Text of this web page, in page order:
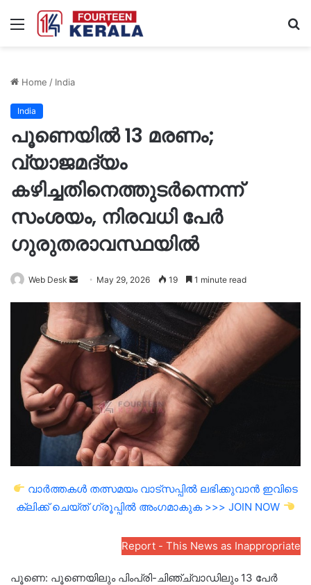
Menu
Home / India
India
പൂണെയിൽ 13 മരണം;
വ്യാജമദ്യം
കഴിച്ചതിനെത്തുടർന്നെന്ന്
സംശയം, നിരവധി പേർ
ഗുരുതരാവസ്ഥയിൽ
Web Desk
Send
email
May 29, 2026 19 1 minute read
വാർത്തകൾ തത്സമയം വാട്സപ്പിൽ ലഭിക്കുവാൻ ഇവിടെ
ക്ലിക്ക് ചെയ്ത് ഗ്രൂപ്പിൽ അംഗമാകുക >>> JOIN NOW
Report - This News as Inappropriate
പൂണെ: പൂണെയിലും പിംപ്രി-ചിഞ്ച്‌വാഡിലും 13 പേർ